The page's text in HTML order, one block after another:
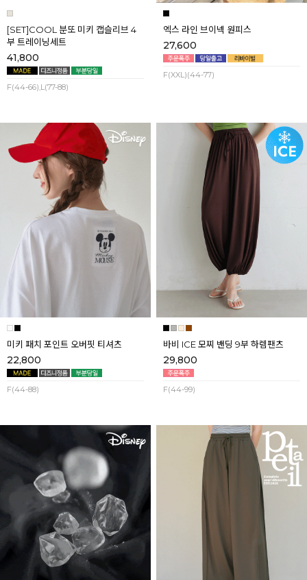
[SET]COOL 분또 미키 캡슬리브 4
부 트레이닝세트
41,800
F(44-66),L(77-88)
엑스 라인 브이넥 원피스
27,600
F(XXL)(44-77)
미키 패치 포인트 오버핏 티셔츠
22,800
F(44-88)
바비 ICE 모찌 밴딩 9부 하렘팬츠
29,800
F(44-99)